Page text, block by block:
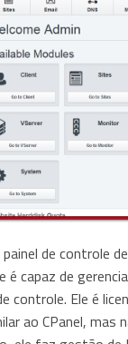
de controle
é capaz de
controle. Ele é
ao CPanel,